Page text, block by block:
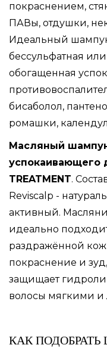
покраснением,
ПАВы, отдушки,
Идеальный
бессульфатная
обогащенная
бисаболол,
ромашки,
Масляный
успокаивающего
TREATMENT.
Reviscalp -
активный.
идеально
раздражённой
покраснение и
защищает
волосы мягкими и
КАК